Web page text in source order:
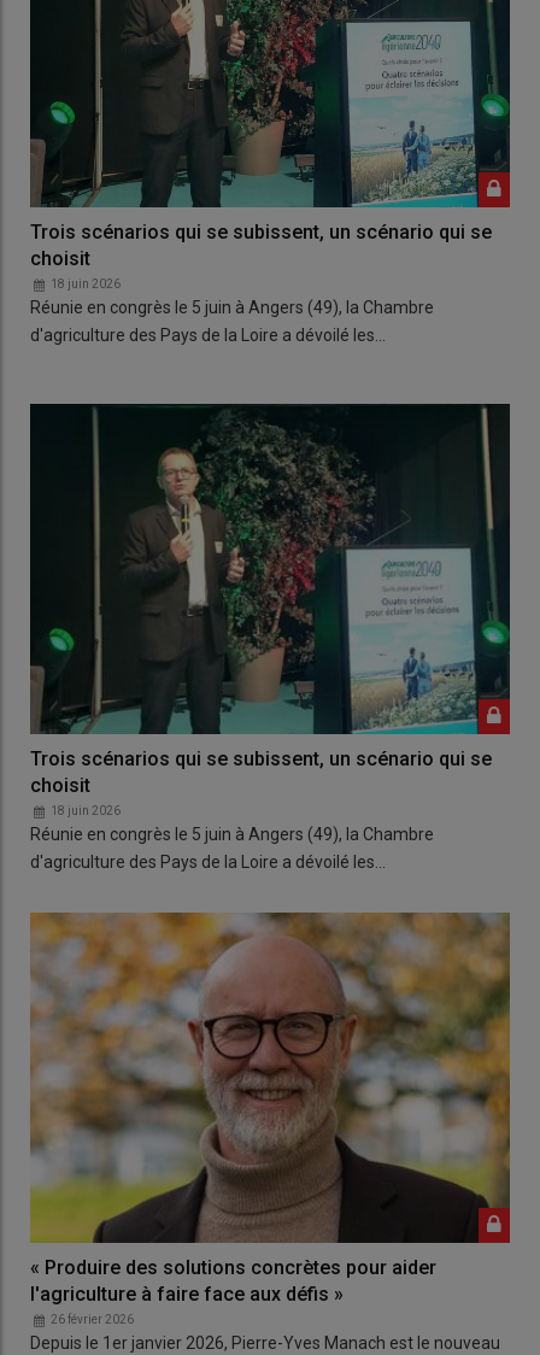
Trois scénarios qui se subissent, un scénario qui se
choisit
18 juin 2026
Réunie en congrès le 5 juin à Angers (49), la Chambre
d'agriculture des Pays de la Loire a dévoilé les…
Trois scénarios qui se subissent, un scénario qui se
choisit
18 juin 2026
Réunie en congrès le 5 juin à Angers (49), la Chambre
d'agriculture des Pays de la Loire a dévoilé les…
« Produire des solutions concrètes pour aider
l'agriculture à faire face aux défis »
26 février 2026
Depuis le 1er janvier 2026, Pierre-Yves Manach est le nouveau